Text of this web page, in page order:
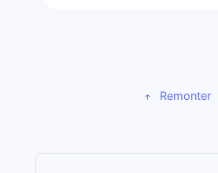
Remonter